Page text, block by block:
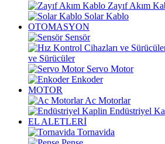
Zayıf Akım
Solar Kablo
OTOMASYON
Sensör
ve Sürücüler
Servo Motor
Enkoder
MOTOR
Ac Motorlar
Endüstriyel
EL ALETLERİ
Tornavida